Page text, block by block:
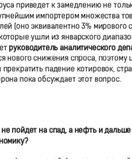
приведет к замедлению не
импортером множества
(оно эквивалентно 3%
ушли из январского
руководитель аналитического
нового снижения спроса, поэтому
прекратить падение котировок,
пока обсуждает этот вопрос.
пойдет на спад, а нефть и